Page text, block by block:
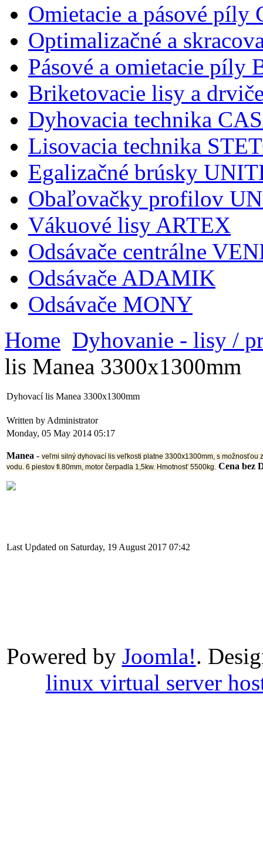
Omietacie a pásové píly
Optimalizačné a
Pásové a omietacie píly
Briketovacie lisy a
Dyhovacia technika
Lisovacia technika
Egalizačné brúsky
Obaľovačky profilov
Vákuové lisy ARTEX
Odsávače centrálne
Odsávače ADAMIK
Odsávače MONY
Home Dyhovanie - lisy /
lis Manea 3300x1300mm
Dyhovací lis Manea 3300x1300mm
Written by Administrator
Monday, 05 May 2014 05:17
Manea - veľmi silný dyhovací lis veľkosti platne 3300x1300mm, s
vodu. 6 piestov fi.80mm, motor čerpadla 1,5kw. Hmotnosť 5500kg. Cena bez
Last Updated on Saturday, 19 August 2017 07:42
Powered by Joomla!.
linux virtual server